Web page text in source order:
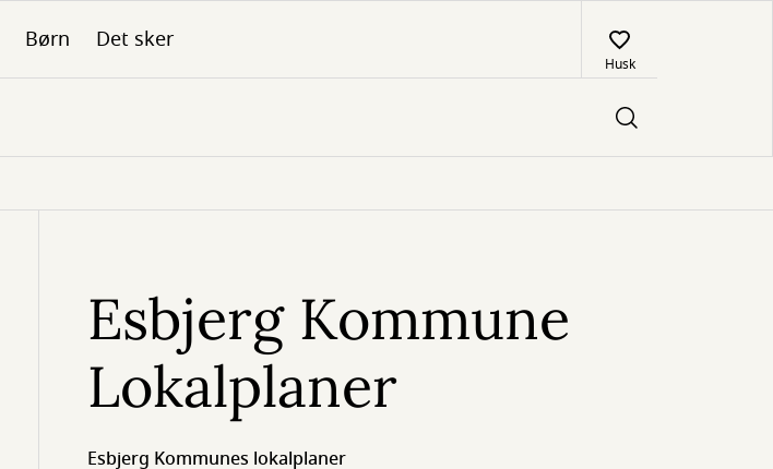
Børn Det sker
Husk
Esbjerg Kommune
Lokalplaner
Esbjerg Kommunes lokalplaner